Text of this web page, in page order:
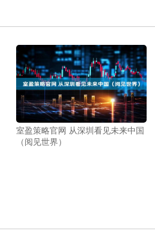
室盈策略官网 从深圳看见未来中国
（阅见世界）